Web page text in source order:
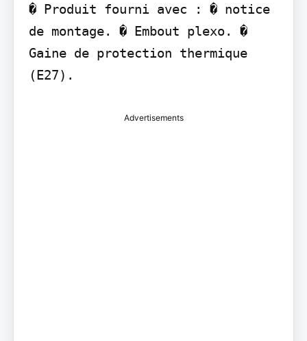
� Produit fourni avec : � notice
de montage. � Embout plexo. �
Gaine de protection thermique
(E27).
Advertisements